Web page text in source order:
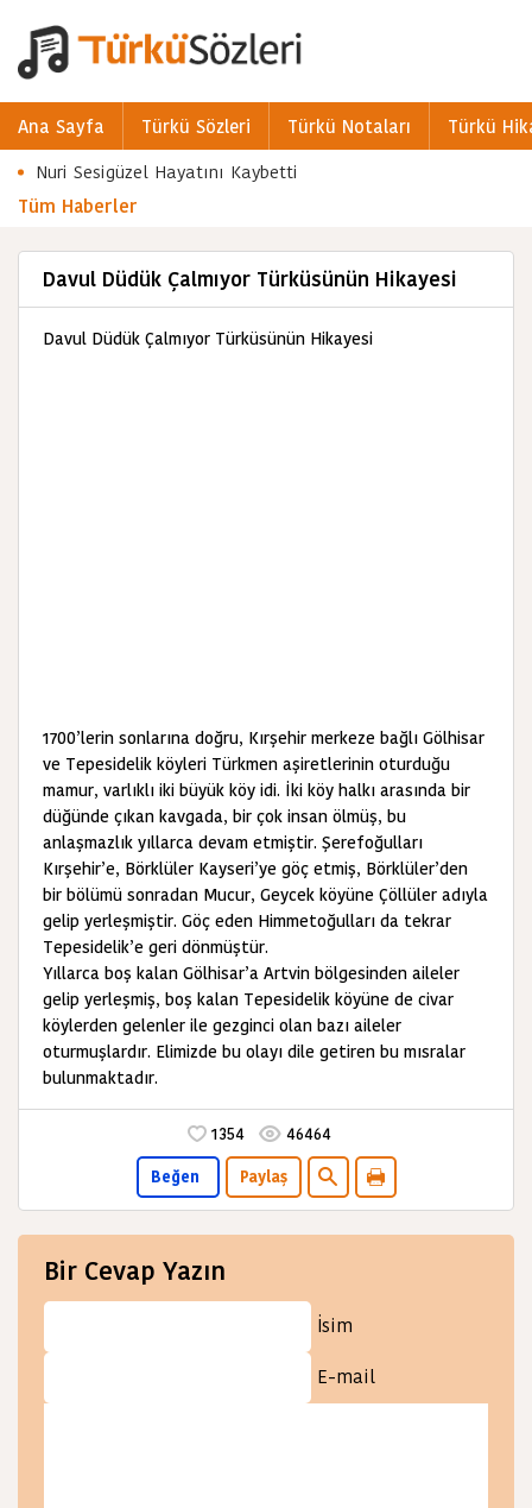
Ana Sayfa Türkü Sözleri Türkü Notaları
Türkü
Nuri Sesigüzel Hayatını Kaybetti
Tüm Haberler
Davul Düdük Çalmıyor Türküsünün Hikayesi
Davul Düdük Çalmıyor Türküsünün Hikayesi
1700’lerin sonlarına doğru, Kırşehir merkeze bağlı Gölhisar
ve Tepesidelik köyleri Türkmen aşiretlerinin oturduğu
mamur, varlıklı iki büyük köy idi. İki köy halkı arasında bir
düğünde çıkan kavgada, bir çok insan ölmüş, bu
anlaşmazlık yıllarca devam etmiştir. Şerefoğulları
Kırşehir’e, Börklüler Kayseri’ye göç etmiş, Börklüler’den
bir bölümü sonradan Mucur, Geycek köyüne Çöllüler adıyla
gelip yerleşmiştir. Göç eden Himmetoğulları da tekrar
Tepesidelik’e geri dönmüştür.
Yıllarca boş kalan Gölhisar’a Artvin bölgesinden aileler
gelip yerleşmiş, boş kalan Tepesidelik köyüne de civar
köylerden gelenler ile gezginci olan bazı aileler
oturmuşlardır. Elimizde bu olayı dile getiren bu mısralar
bulunmaktadır.
1354 46464
Beğen Paylaş
Bir Cevap Yazın
İsim
E-mail